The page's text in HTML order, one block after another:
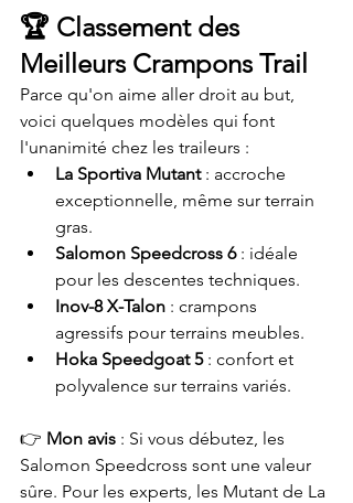
🏆 Classement des
Meilleurs Crampons Trail
Parce qu'on aime aller droit au but,
voici quelques modèles qui font
l'unanimité chez les traileurs :
La Sportiva Mutant : accroche
exceptionnelle, même sur terrain
gras.
Salomon Speedcross 6 : idéale
pour les descentes techniques.
Inov-8 X-Talon : crampons
agressifs pour terrains meubles.
Hoka Speedgoat 5 : confort et
polyvalence sur terrains variés.
👉 Mon avis : Si vous débutez, les
Salomon Speedcross sont une valeur
sûre. Pour les experts, les Mutant de La